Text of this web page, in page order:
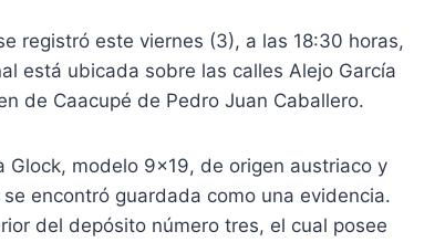
registró este viernes (3), a las 18:30 horas,
está ubicada sobre las calles Alejo García
de Caacupé de Pedro Juan Caballero.
modelo 9×19, de origen austriaco y
encontró guardada como una evidencia.
del depósito número tres, el cual posee